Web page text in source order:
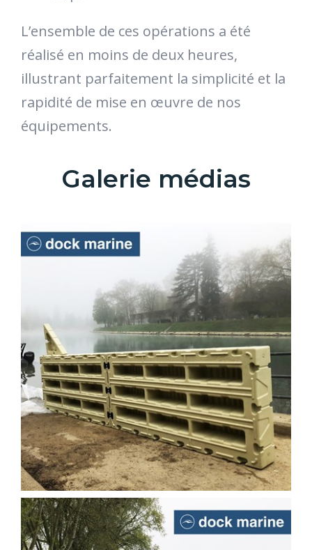
L’ensemble de ces opérations a été
réalisé en moins de deux heures,
illustrant parfaitement la simplicité et la
rapidité de mise en œuvre de nos
équipements.
Galerie médias